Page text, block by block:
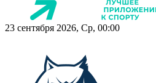
23 сентября 2026, Ср, 00:00